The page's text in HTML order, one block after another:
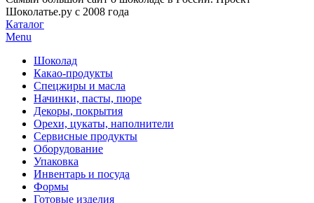
Шоколатье.ру с 2008 года
Каталог
Menu
Шоколад
Какао-продукты
Спецжиры и масла
Начинки, пасты, пюре
Декоры, покрытия
Орехи, цукаты, наполнители
Сервисные продукты
Оборудование
Упаковка
Инвентарь и посуда
Формы
Готовые изделия